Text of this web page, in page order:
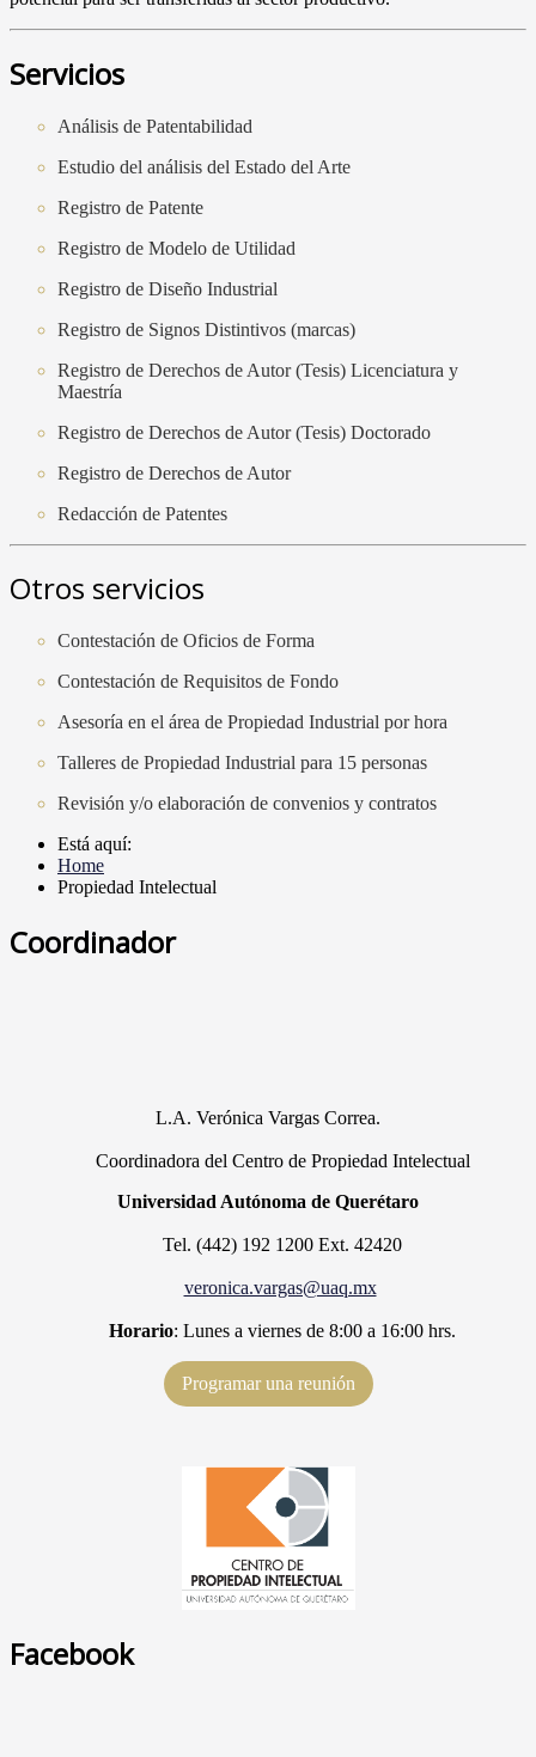
Servicios
Análisis de Patentabilidad
Estudio del análisis del Estado del Arte
Registro de Patente
Registro de Modelo de Utilidad
Registro de Diseño Industrial
Registro de Signos Distintivos (marcas)
Registro de Derechos de Autor (Tesis) Licenciatura y
Maestría
Registro de Derechos de Autor (Tesis) Doctorado
Registro de Derechos de Autor
Redacción de Patentes
Otros servicios
Contestación de Oficios de Forma
Contestación de Requisitos de Fondo
Asesoría en el área de Propiedad Industrial por hora
Talleres de Propiedad Industrial para 15 personas
Revisión y/o elaboración de convenios y contratos
Está aquí:
Home
Propiedad Intelectual
Coordinador
L.A. Verónica Vargas Correa.
Coordinadora del Centro de Propiedad Intelectual
Universidad Autónoma de Querétaro
Tel. (442) 192 1200 Ext. 42420
veronica.vargas@uaq.mx
Horario: Lunes a viernes de 8:00 a 16:00 hrs.
Programar una reunión
Facebook